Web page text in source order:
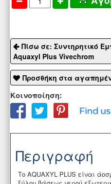
Πίσω σε: Συντηρητικό
Aquaxyl Plus Vivechrom
Προσθήκη στα
Κοινοποίηση:
Περιγραφή
Το AQUAXYL PLUS είναι